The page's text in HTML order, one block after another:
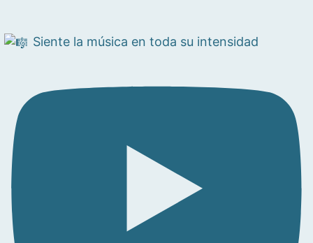
Siente la música en toda su intensidad